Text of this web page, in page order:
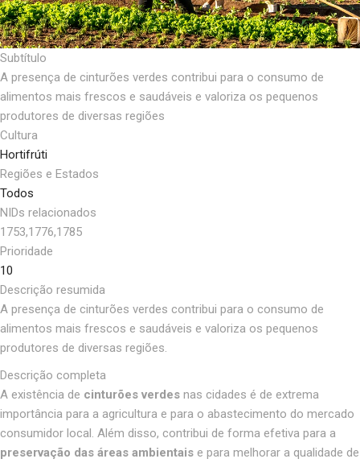
Subtítulo
A presença de cinturões verdes contribui para o consumo de
alimentos mais frescos e saudáveis e valoriza os pequenos
produtores de diversas regiões
Cultura
Hortifrúti
Regiões e Estados
Todos
NIDs relacionados
1753,1776,1785
Prioridade
10
Descrição resumida
A presença de cinturões verdes contribui para o consumo de
alimentos mais frescos e saudáveis e valoriza os pequenos
produtores de diversas regiões.
Descrição completa
A existência de cinturões verdes nas cidades é de extrema
importância para a agricultura e para o abastecimento do mercado
consumidor local. Além disso, contribui de forma efetiva para a
preservação das áreas ambientais e para melhorar a qualidade de